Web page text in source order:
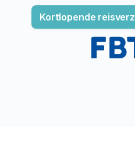
Kortlopende